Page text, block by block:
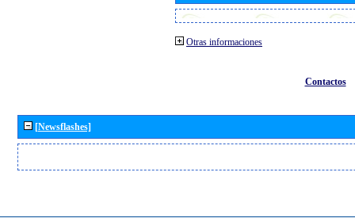
Otras informaciones
Contactos
[Newsflashes]